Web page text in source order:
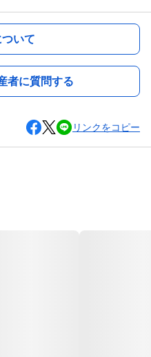
いて
者に質問する
リンクをコピー